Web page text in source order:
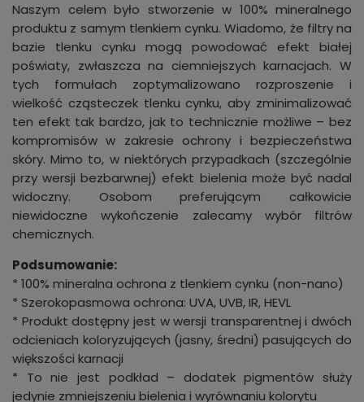
Naszym celem było stworzenie w 100% mineralnego
produktu z samym tlenkiem cynku. Wiadomo, że filtry na
bazie tlenku cynku mogą powodować efekt białej
poświaty, zwłaszcza na ciemniejszych karnacjach. W
tych formułach zoptymalizowano rozproszenie i
wielkość cząsteczek tlenku cynku, aby zminimalizować
ten efekt tak bardzo, jak to technicznie możliwe – bez
kompromisów w zakresie ochrony i bezpieczeństwa
skóry. Mimo to, w niektórych przypadkach (szczególnie
przy wersji bezbarwnej) efekt bielenia może być nadal
widoczny. Osobom preferującym całkowicie
niewidoczne wykończenie zalecamy wybór filtrów
chemicznych.
Podsumowanie:
* 100% mineralna ochrona z tlenkiem cynku (non-nano)
* Szerokopasmowa ochrona: UVA, UVB, IR, HEVL
* Produkt dostępny jest w wersji transparentnej i dwóch
odcieniach koloryzujących (jasny, średni) pasujących do
większości karnacji
* To nie jest podkład – dodatek pigmentów służy
jedynie zmniejszeniu bielenia i wyrównaniu kolorytu